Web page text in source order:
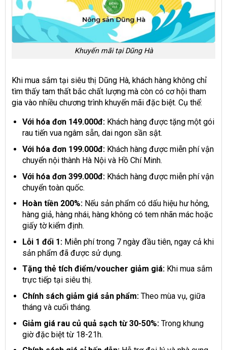
Khuyến mãi tại Dũng Hà
Khi mua sắm tại siêu thị Dũng Hà, khách hàng không chỉ
tìm thấy tam thất bắc chất lượng mà còn có cơ hội tham
gia vào nhiều chương trình khuyến mãi đặc biệt. Cụ thể:
Với hóa đơn 149.000đ:Khách hàng được tặng một gói
rau tiến vua ngâm sẵn, dai ngon sần sật.
Với hóa đơn 199.000đ:Khách hàng được miễn phí vận
chuyển nội thành Hà Nội và Hồ Chí Minh.
Với hóa đơn 399.000đ:Khách hàng được miễn phí vận
chuyển toàn quốc.
Hoàn tiền 200%:Nếu sản phẩm có dấu hiệu hư hỏng,
hàng giả, hàng nhái, hàng không có tem nhãn mác hoặc
giấy tờ kiểm định.
Lỗi 1 đổi 1:Miễn phí trong 7 ngày đầu tiên, ngay cả khi
sản phẩm đã được sử dụng.
Tặng thẻ tích điểm/voucher giảm giá:Khi mua sắm
trực tiếp tại siêu thị.
Chính sách giảm giá sản phẩm:Theo mùa vụ, giữa
tháng và cuối tháng.
Giảm giá rau củ quả sạch từ 30-50%:Trong khung
giờ đặc biệt từ 18-21h.